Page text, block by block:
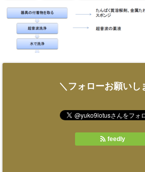
＼フォローお願いし
feedly